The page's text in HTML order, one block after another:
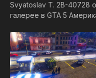
Svyatoslav T. 2B-40728
галерее в GTA 5